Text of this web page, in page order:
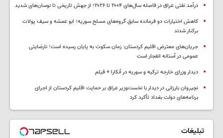
درآمد نفتی عراق در فاصله سال‌های ۲۰۰۴ تا ۲۰۲۶؛ از جهش تاریخی تا نوسان‌های شدید
کاهش اختیارات دو فرمانده سابق گروه‌های مسلح سوریه؛ ابو عمشه و سیف پولات
برکنار شدند
جریان‌های معترض اقلیم کردستان: زمان سکوت به پایان رسیده است؛ نارضایتی
عمومی در آستانه انفجار است
دیدار وزرای خارجه ترکیه و سوریه در آنکارا + فیلم
نچیروان بارزانی در دیدار با نخست‌وزیر عراق بر حمایت اقلیم کردستان از اجرای
برنامه‌های دولت بغداد تأکید کرد
تبلیغات